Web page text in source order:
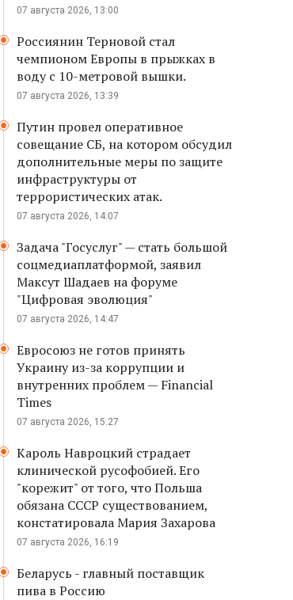
07 августа 2026, 13:00
Россиянин Терновой стал
чемпионом Европы в прыжках в
воду с 10-метровой вышки.
07 августа 2026, 13:39
Путин провел оперативное
совещание СБ, на котором обсудил
дополнительные меры по защите
инфраструктуры от
террористических атак.
07 августа 2026, 14:07
Задача "Госуслуг" — стать большой
соцмедиаплатформой, заявил
Максут Шадаев на форуме
"Цифровая эволюция"
07 августа 2026, 14:47
Евросоюз не готов принять
Украину из-за коррупции и
внутренних проблем — Financial
Times
07 августа 2026, 15:27
Кароль Навроцкий страдает
клинической русофобией. Его
"корежит" от того, что Польша
обязана СССР существованием,
констатировала Мария Захарова
07 августа 2026, 16:19
Беларусь - главный поставщик
пива в Россию